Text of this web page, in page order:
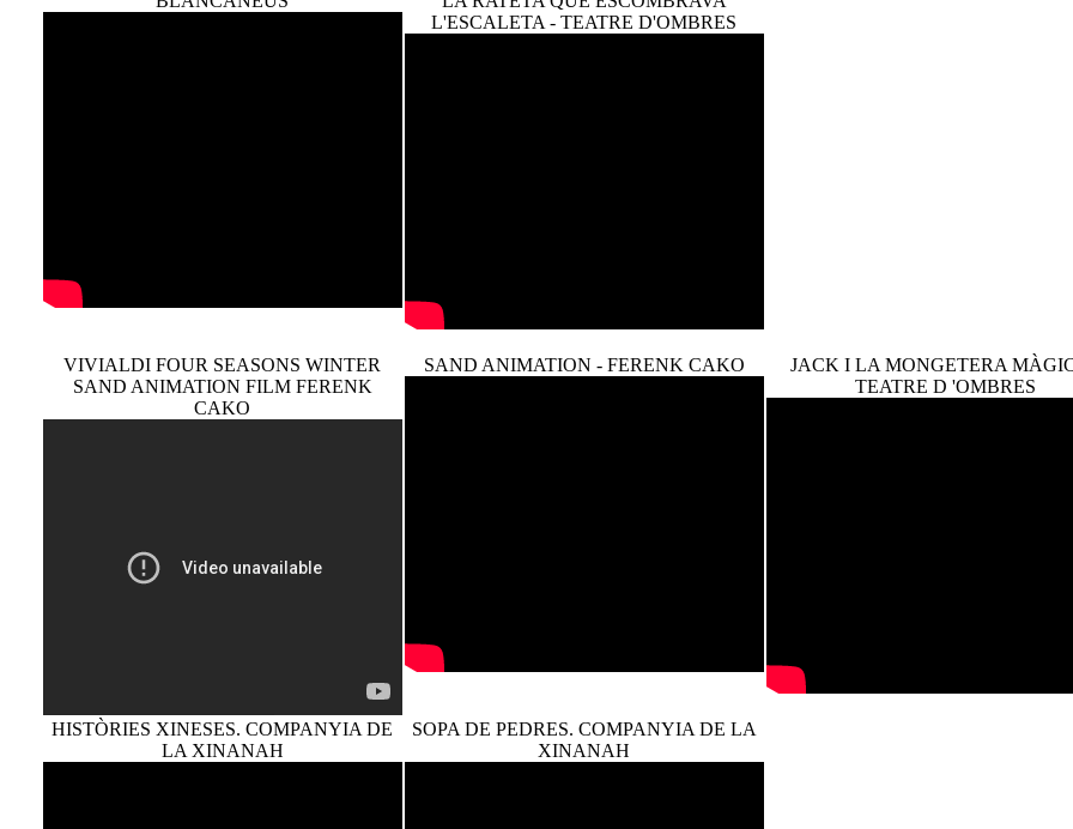
L'ESCALETA - TEATRE D'OMBRES
VIVIALDI FOUR SEASONS WINTER
SAND ANIMATION FILM FERENK
CAKO
SAND ANIMATION - FERENK CAKO
JACK I LA MONGETERA
TEATRE D 'OMBRES
HISTÒRIES XINESES. COMPANYIA DE
LA XINANAH
SOPA DE PEDRES. COMPANYIA DE LA
XINANAH